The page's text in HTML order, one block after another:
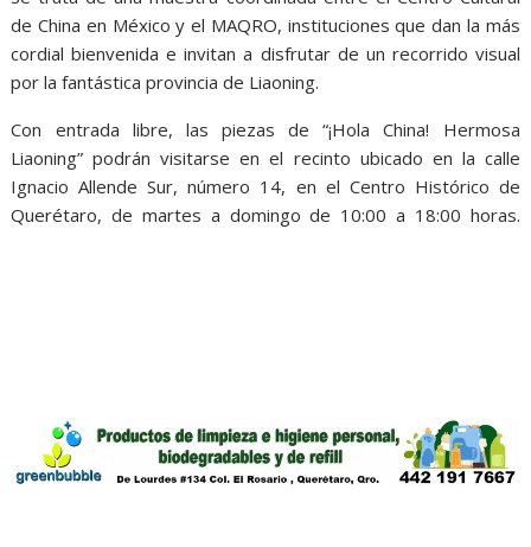
de China en México y el MAQRO, instituciones que dan la más
cordial bienvenida e invitan a disfrutar de un recorrido visual
por la fantástica provincia de Liaoning.
Con entrada libre, las piezas de “¡Hola China! Hermosa
Liaoning” podrán visitarse en el recinto ubicado en la calle
Ignacio Allende Sur, número 14, en el Centro Histórico de
Querétaro, de martes a domingo de 10:00 a 18:00 horas.